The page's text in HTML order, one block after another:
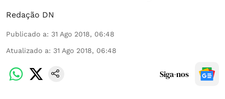
Redação DN
Publicado a: 31 Ago 2018, 06:48
Atualizado a: 31 Ago 2018, 06:48
Siga-nos